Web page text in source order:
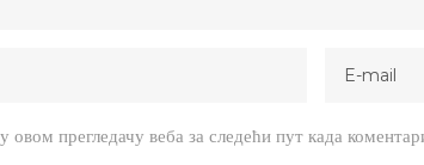
прегледачу веба за следећи пут када